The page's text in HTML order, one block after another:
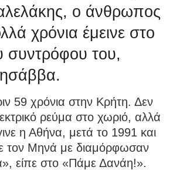
ο άνθρωπος
χρόνια έμεινε στο
συντρόφου του,
59 χρόνια στην Κρήτη. Δεν
ρεύμα στο χωριό, αλλά
η Αθήνα, μετά το 1991 και
τον Μηνά με διαμόρφωσαν
είπε στο «Πάμε Δανάη!».